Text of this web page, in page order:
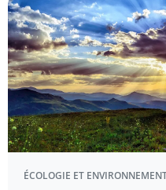
ÉCOLOGIE ET